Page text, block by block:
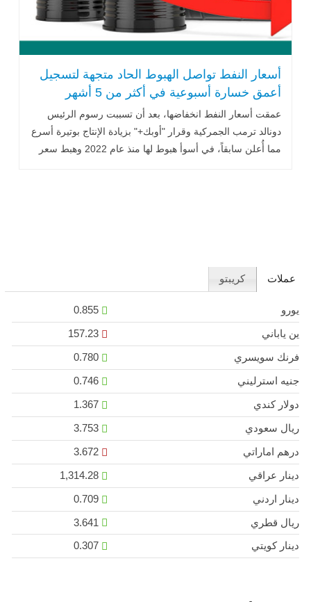
أسعار النفط تواصل الهبوط الحاد متجهة لتسجيل
أعمق خسارة أسبوعية في أكثر من 5 أشهر
عمقت أسعار النفط انخفاضها، بعد أن تسببت رسوم الرئيس
دونالد ترمب الجمركية وقرار "أوبك+" بزيادة الإنتاج بوتيرة أسرع
مما أُعلن سابقاً، في أسوأ هبوط لها منذ عام 2022 وهبط سعر
عملات كريبتو
يورو
0.855
ين ياباني
157.23
فرنك سويسري
0.780
جنيه استرليني
0.746
دولار كندي
1.367
ريال سعودي
3.753
درهم اماراتي
3.672
دينار عراقي
1,314.28
دينار اردني
0.709
ريال قطري
دينار كويتي
0.307